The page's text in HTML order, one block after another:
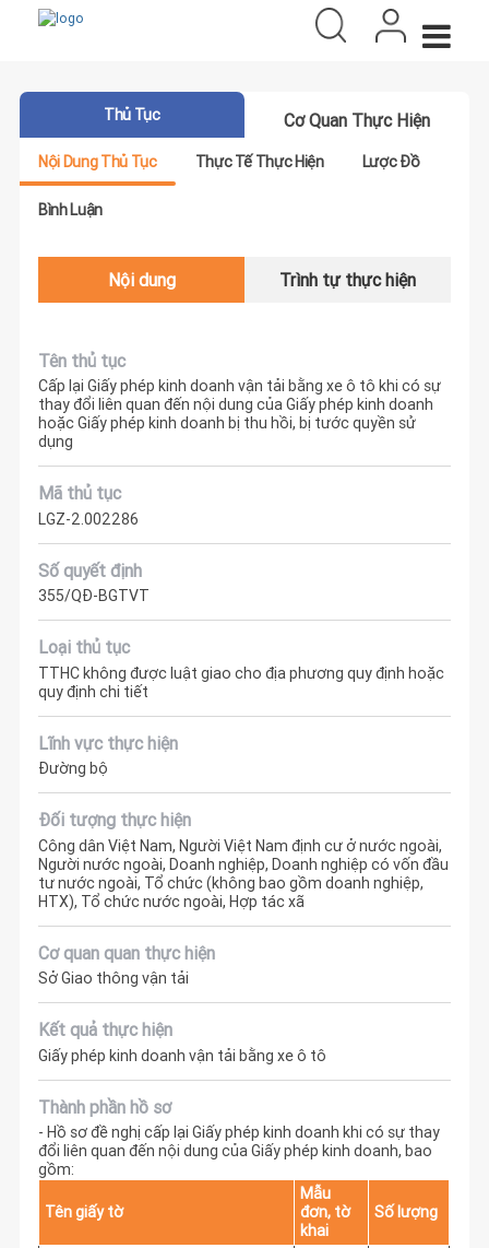
Thủ Tục Cơ Quan Thực Hiện
Nội Dung Thủ Tục Thực Tế Thực Hiện Lược Đồ
Bình Luận
Nội dung Trình tự thực hiện
Tên thủ tục
Cấp lại Giấy phép kinh doanh vận tải bằng xe ô tô khi có sự
thay đổi liên quan đến nội dung của Giấy phép kinh doanh
hoặc Giấy phép kinh doanh bị thu hồi, bị tước quyền sử
dụng
Mã thủ tục
LGZ-2.002286
Số quyết định
355/QĐ-BGTVT
Loại thủ tục
TTHC không được luật giao cho địa phương quy định hoặc
quy định chi tiết
Lĩnh vực thực hiện
Đường bộ
Đối tượng thực hiện
Công dân Việt Nam, Người Việt Nam định cư ở nước ngoài,
Người nước ngoài, Doanh nghiệp, Doanh nghiệp có vốn đầu
tư nước ngoài, Tổ chức (không bao gồm doanh nghiệp,
HTX), Tổ chức nước ngoài, Hợp tác xã
Cơ quan quan thực hiện
Sở Giao thông vận tải
Kết quả thực hiện
Giấy phép kinh doanh vận tải bằng xe ô tô
Thành phần hồ sơ
- Hồ sơ đề nghị cấp lại Giấy phép kinh doanh khi có sự thay
đổi liên quan đến nội dung của Giấy phép kinh doanh, bao
gồm:
Tên giấy tờ
Mẫu
đơn, tờ
khai
Số lượng